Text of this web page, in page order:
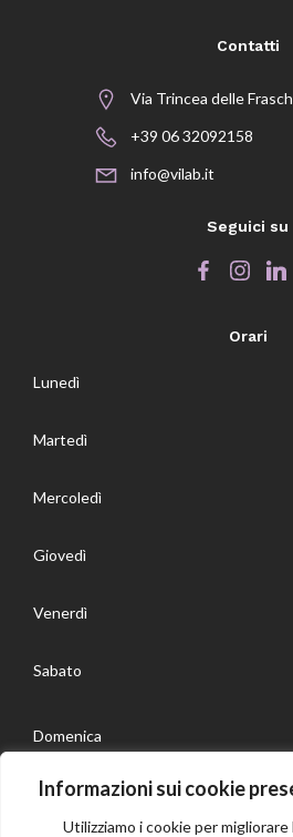
Informazioni sui cookie
Utilizziamo i cookie per
Contatti
Via Trincea delle
+39 06 32092158
info@vilab.it
Seguici su
Orari
Lunedì
Martedì
Mercoledì
Giovedì
Venerdì
Sabato
Domenica